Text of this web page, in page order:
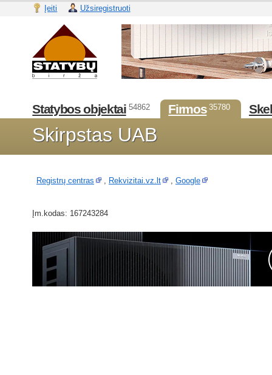
Įeiti Užsiregistruoti
Statybos objektai 54862 Firmos 35780
Skirpstas UAB
Registrų centras , Rekvizitai.vz.lt , Google
Įm.kodas: 167243284